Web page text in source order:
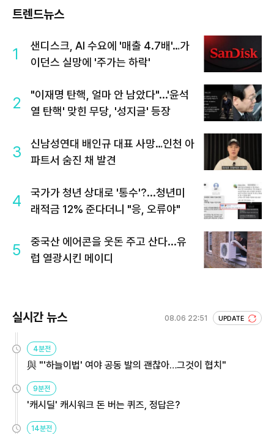
트렌드뉴스
1
샌디스크, AI 수요에 '매출 4.7배'…가
이던스 실망에 '주가는 하락'
2
"이재명 탄핵, 얼마 안 남았다"...'윤석
열 탄핵' 맞힌 무당, '성지글' 등장
3
신남성연대 배인규 대표 사망…인천 아
파트서 숨진 채 발견
4
국가가 청년 상대로 '통수'?...청년미
래적금 12% 준다더니 "응, 오류야"
5
중국산 에어콘을 웃돈 주고 산다...유
럽 열광시킨 메이디
실시간 뉴스 08.06 22:51 UPDATE
4분전
與 "'하늘이법' 여야 공동 발의 괜찮아…그것이 협치"
9분전
'캐시딜' 캐시워크 돈 버는 퀴즈, 정답은?
14분전